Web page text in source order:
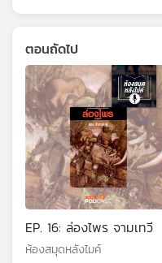
ตอนถัดไป
EP. 16: ล่องไพร จามเทวี
ห้องสมุดหลังไมค์